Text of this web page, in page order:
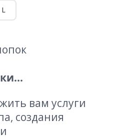
L
вам услуги
создания